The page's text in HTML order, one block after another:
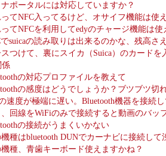
ポータルには対応していますか？
てNFC入ってるけど、オサイフ機能は使
てNFCを利用してedyのチャージ機能は使
suicaの読み取りは出来るのかな、残高さ
つけて、裏にスイカ（Suica）のカード
係
の対応プロファイルを教えて
の感度はどうでしょうか？ブツブツ切
速度が極端に遅い。Bluetooth機器を接続
回線をWiFiのみで接続すると動画のバッ
の接続がうまくいかない
種はbluetooth DUNでカーナビに接続し
種、青歯キーボード使えますかね？